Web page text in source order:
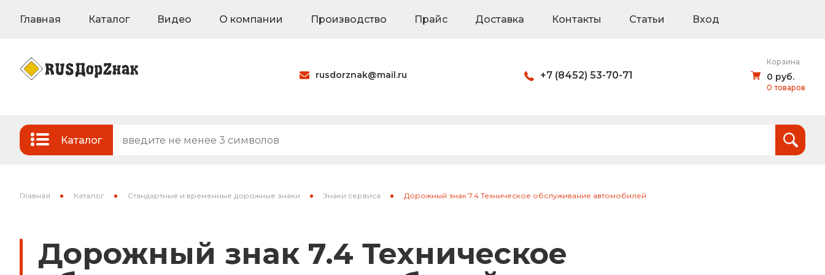
Главная Каталог Видео О компании Производство Прайс Доставка Контакты Статьи Вход
rusdorznak@mail.ru +7 (8452) 53-70-71
Корзина
0 руб.
0 товаров
руб.
Каталог
Стандартные и временные дорожные знаки
Знаки на флуоресцентном фоне Каркасные знаки
Знаки вертикальной разметки Светодиодные дорожные знаки
Главная Каталог Стандартные и временные дорожные знаки Знаки сервиса Дорожный знак 7.4 Техническое обслуживание автомобилей
Дорожный знак 7.4 Техническое